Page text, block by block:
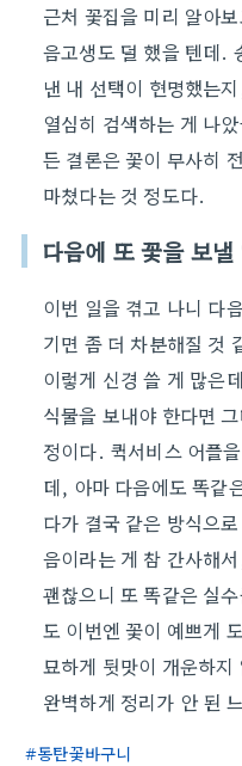
근처 꽃집을 미리 알아
음고생도 덜 했을 텐데.
낸 내 선택이 현명했는
열심히 검색하는 게 나
든 결론은 꽃이 무사히
마쳤다는 것 정도다.
다음에 또 꽃을 보
이번 일을 겪고 나니 다
기면 좀 더 차분해질 것
이렇게 신경 쓸 게 많은
식물을 보내야 한다면
정이다. 퀵서비스 어플
데, 아마 다음에도 똑같
다가 결국 같은 방식으
음이라는 게 참 간사해
괜찮으니 또 똑같은 실
도 이번엔 꽃이 예쁘게
묘하게 뒷맛이 개운하
완벽하게 정리가 안 된
동탄꽃바구니